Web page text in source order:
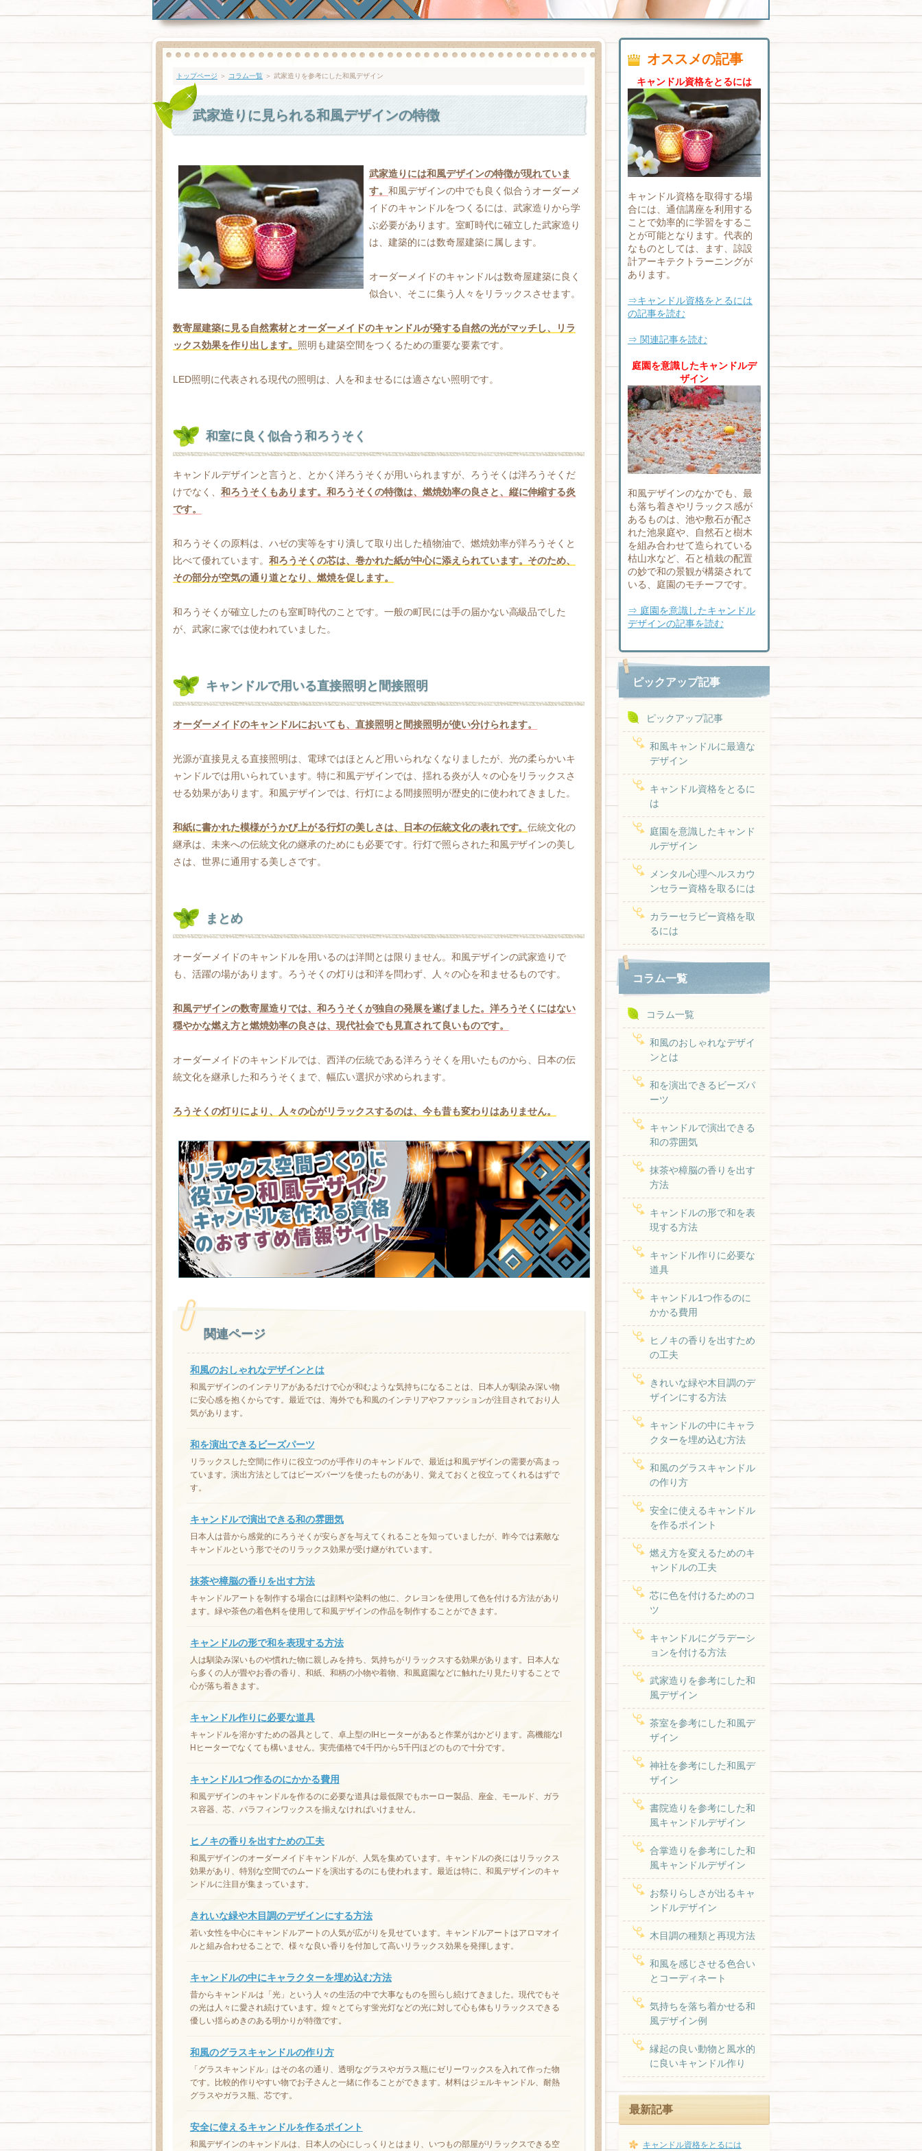
トップページ ＞ コラム一覧＞ 武家造りを参考にした和風デザイン
武家造りに見られる和風デザインの特徴
武家造りには和風デザインの特徴が現れていま
す。 和風デザインの中でも良く似合うオーダーメ
イドのキャンドルをつくるには、武家造りから学
ぶ必要があります。室町時代に確立した武家造り
は、建築的には数奇屋建築に属します。
オーダーメイドのキャンドルは数奇屋建築に良く
似合い、そこに集う人々をリラックスさせます。
数寄屋建築に見る自然素材とオーダーメイドのキャンドルが発する自然の光がマッチし、リラ
ックス効果を作り出します。 照明も建築空間をつくるための重要な要素です。
LED照明に代表される現代の照明は、人を和ませるには適さない照明です。
和室に良く似合う和ろうそく
キャンドルデザインと言うと、とかく洋ろうそくが用いられますが、ろうそくは洋ろうそくだ
けでなく、 和ろうそくもあります。和ろうそくの特徴は、燃焼効率の良さと、縦に伸縮する炎
です。
和ろうそくの原料は、ハゼの実等をすり潰して取り出した植物油で、燃焼効率が洋ろうそくと
比べて優れています。 和ろうそくの芯は、巻かれた紙が中心に添えられています。そのため、
その部分が空気の通り道となり、燃焼を促します。
和ろうそくが確立したのも室町時代のことです。一般の町民には手の届かない高級品でした
が、武家に家では使われていました。
キャンドルで用いる直接照明と間接照明
オーダーメイドのキャンドルにおいても、直接照明と間接照明が使い分けられます。
光源が直接見える直接照明は、電球ではほとんど用いられなくなりましたが、光の柔らかいキ
ャンドルでは用いられています。特に和風デザインでは、揺れる炎が人々の心をリラックスさ
せる効果があります。和風デザインでは、行灯による間接照明が歴史的に使われてきました。
和紙に書かれた模様がうかび上がる行灯の美しさは、日本の伝統文化の表れです。伝統文化の
継承は、未来への伝統文化の継承のためにも必要です。行灯で照らされた和風デザインの美し
さは、世界に通用する美しさです。
まとめ
オーダーメイドのキャンドルを用いるのは洋間とは限りません。和風デザインの武家造りで
も、活躍の場があります。ろうそくの灯りは和洋を問わず、人々の心を和ませるものです。
和風デザインの数寄屋造りでは、和ろうそくが独自の発展を遂げました。洋ろうそくにはない
穏やかな燃え方と燃焼効率の良さは、現代社会でも見直されて良いものです。
オーダーメイドのキャンドルでは、西洋の伝統である洋ろうそくを用いたものから、日本の伝
統文化を継承した和ろうそくまで、幅広い選択が求められます。
ろうそくの灯りにより、人々の心がリラックスするのは、今も昔も変わりはありません。
関連ページ
和風のおしゃれなデザインとは
和風デザインのインテリアがあるだけで心が和むような気持ちになることは、日本人が馴染み深い物
に安心感を抱くからです。最近では、海外でも和風のインテリアやファッションが注目されており人
気があります。
和を演出できるビーズパーツ
リラックスした空間に作りに役立つのが手作りのキャンドルで、最近は和風デザインの需要が高まっ
ています。演出方法としてはビーズパーツを使ったものがあり、覚えておくと役立ってくれるはずで
す。
キャンドルで演出できる和の雰囲気
日本人は昔から感覚的にろうそくが安らぎを与えてくれることを知っていましたが、昨今では素敵な
キャンドルという形でそのリラックス効果が受け継がれています。
抹茶や樟脳の香りを出す方法
キャンドルアートを制作する場合には顔料や染料の他に、クレヨンを使用して色を付ける方法があり
ます。緑や茶色の着色料を使用して和風デザインの作品を制作することができます。
キャンドルの形で和を表現する方法
人は馴染み深いものや慣れた物に親しみを持ち、気持ちがリラックスする効果があります。日本人な
ら多くの人が畳やお香の香り、和紙、和柄の小物や着物、和風庭園などに触れたり見たりすることで
心が落ち着きます。
キャンドル作りに必要な道具
キャンドルを溶かすための器具として、卓上型のIHヒーターがあると作業がはかどります。高機能なI
Hヒーターでなくても構いません。実売価格で4千円から5千円ほどのもので十分です。
キャンドル1つ作るのにかかる費用
和風デザインのキャンドルを作るのに必要な道具は最低限でもホーロー製品、座金、モールド、ガラ
ス容器、芯、パラフィンワックスを揃えなければいけません。
ヒノキの香りを出すための工夫
和風デザインのオーダーメイドキャンドルが、人気を集めています。キャンドルの炎にはリラックス
効果があり、特別な空間でのムードを演出するのにも使われます。最近は特に、和風デザインのキャ
ンドルに注目が集まっています。
きれいな緑や木目調のデザインにする方法
若い女性を中心にキャンドルアートの人気が広がりを見せています。キャンドルアートはアロマオイ
ルと組み合わせることで、様々な良い香りを付加して高いリラックス効果を発揮します。
キャンドルの中にキャラクターを埋め込む方法
昔からキャンドルは「光」という人々の生活の中で大事なものを照らし続けてきました。現代でもそ
の光は人々に愛され続けています。煌々とてらす蛍光灯などの光に対して心も体もリラックスできる
優しい揺らめきのある明かりが特徴です。
和風のグラスキャンドルの作り方
「グラスキャンドル」はその名の通り、透明なグラスやガラス瓶にゼリーワックスを入れて作った物
です。比較的作りやすい物でお子さんと一緒に作ることができます。材料はジェルキャンドル、耐熱
グラスやガラス瓶、芯です。
安全に使えるキャンドルを作るポイント
和風デザインのキャンドルは、日本人の心にしっくりとはまり、いつもの部屋がリラックスできる空
オススメの記事
キャンドル資格をとるには
キャンドル資格を取得する場
合には、通信講座を利用する
ことで効率的に学習をするこ
とが可能となります。代表的
なものとしては、ます、諒設
計アーキテクトラーニングが
あります。
⇒キャンドル資格をとるには
の記事を読む
⇒ 関連記事を読む
庭園を意識したキャンドルデ
ザイン
和風デザインのなかでも、最
も落ち着きやリラックス感が
あるものは、池や敷石が配さ
れた池泉庭や、自然石と樹木
を組み合わせて造られている
枯山水など、石と植栽の配置
の妙で和の景観が構築されて
いる、庭園のモチーフです。
⇒ 庭園を意識したキャンドル
デザインの記事を読む
ピックアップ記事
ピックアップ記事
和風キャンドルに最適な
デザイン
キャンドル資格をとるに
は
庭園を意識したキャンド
ルデザイン
メンタル心理ヘルスカウ
ンセラー資格を取るには
カラーセラピー資格を取
るには
コラム一覧
コラム一覧
和風のおしゃれなデザイ
ンとは
和を演出できるビーズパ
ーツ
キャンドルで演出できる
和の雰囲気
抹茶や樟脳の香りを出す
方法
キャンドルの形で和を表
現する方法
キャンドル作りに必要な
道具
キャンドル1つ作るのに
かかる費用
ヒノキの香りを出すため
の工夫
きれいな緑や木目調のデ
ザインにする方法
キャンドルの中にキャラ
クターを埋め込む方法
和風のグラスキャンドル
の作り方
安全に使えるキャンドル
を作るポイント
燃え方を変えるためのキ
ャンドルの工夫
芯に色を付けるためのコ
ツ
キャンドルにグラデーシ
ョンを付ける方法
武家造りを参考にした和
風デザイン
茶室を参考にした和風デ
ザイン
神社を参考にした和風デ
ザイン
書院造りを参考にした和
風キャンドルデザイン
合掌造りを参考にした和
風キャンドルデザイン
お祭りらしさが出るキャ
ンドルデザイン
木目調の種類と再現方法
和風を感じさせる色合い
とコーディネート
気持ちを落ち着かせる和
風デザイン例
縁起の良い動物と風水的
に良いキャンドル作り
最新記事
キャンドル資格をとるには